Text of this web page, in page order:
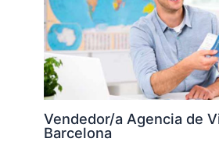
Vendedor/a Agencia de
Barcelona